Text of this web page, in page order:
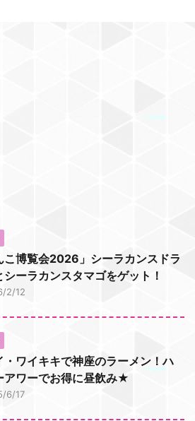
こ博覧会2026」シーラカンスドラ
シーラカンスタマゴをゲット！
2/12
・ワイキキで神座のラーメン！ハ
アワーでお得に昼飲み★
6/17